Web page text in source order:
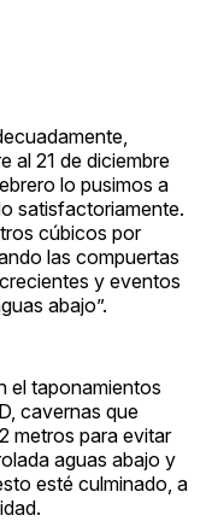
al 21 de diciembre
lo pusimos a
satisfactoriamente.
cúbicos por
las compuertas
y eventos
abajo”.
el taponamientos
cavernas que
metros para evitar
aguas abajo y
esté culminado, a